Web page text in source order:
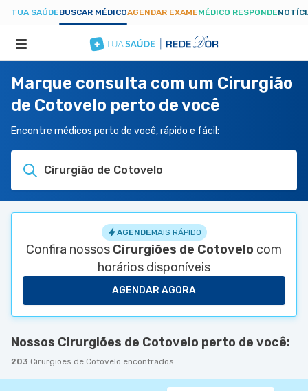
TUA SAÚDEBUSCAR MÉDICOAGENDAR EXAMEMÉDICO RESPONDE
ESPECIALIDADES
HOSPITAIS
TUASAUDE.COM
Marque consulta com um Cirurgião
de Cotovelo perto de você
Encontre médicos perto de você, rápido e fácil:
Cirurgião de Cotovelo
AGENDEMAIS RÁPIDO
Confira nossos Cirurgiões de Cotovelo com
horários disponíveis
AGENDAR AGORA
Nossos Cirurgiões de Cotovelo perto de você:
203 Cirurgiões de Cotovelo encontrados